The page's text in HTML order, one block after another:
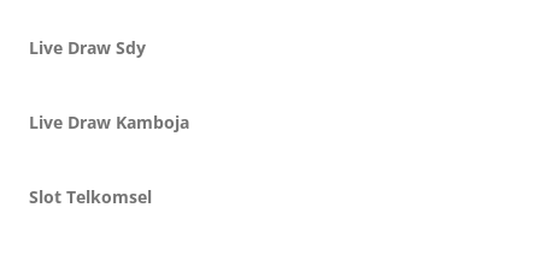
Live Draw Sdy
Live Draw Kamboja
Slot Telkomsel